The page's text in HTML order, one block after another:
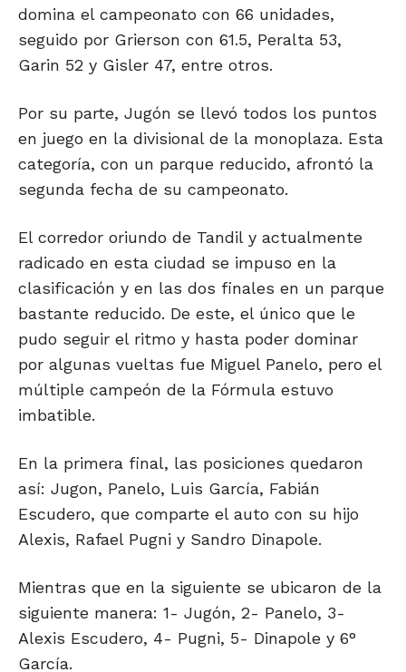
domina el campeonato con 66 unidades,
seguido por Grierson con 61.5, Peralta 53,
Garin 52 y Gisler 47, entre otros.
Por su parte, Jugón se llevó todos los puntos
en juego en la divisional de la monoplaza. Esta
categoría, con un parque reducido, afrontó la
segunda fecha de su campeonato.
El corredor oriundo de Tandil y actualmente
radicado en esta ciudad se impuso en la
clasificación y en las dos finales en un parque
bastante reducido. De este, el único que le
pudo seguir el ritmo y hasta poder dominar
por algunas vueltas fue Miguel Panelo, pero el
múltiple campeón de la Fórmula estuvo
imbatible.
En la primera final, las posiciones quedaron
así: Jugon, Panelo, Luis García, Fabián
Escudero, que comparte el auto con su hijo
Alexis, Rafael Pugni y Sandro Dinapole.
Mientras que en la siguiente se ubicaron de la
siguiente manera: 1- Jugón, 2- Panelo, 3-
Alexis Escudero, 4- Pugni, 5- Dinapole y 6°
García.